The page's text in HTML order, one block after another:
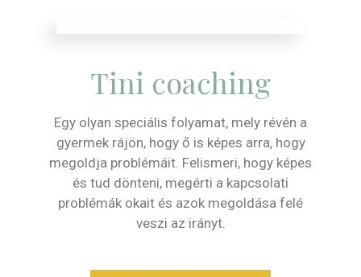
Tini coaching
Egy olyan speciális folyamat, mely révén a
gyermek rájön, hogy ő is képes arra, hogy
megoldja problémáit. Felismeri, hogy képes
és tud dönteni, megérti a kapcsolati
problémák okait és azok megoldása felé
veszi az irányt.